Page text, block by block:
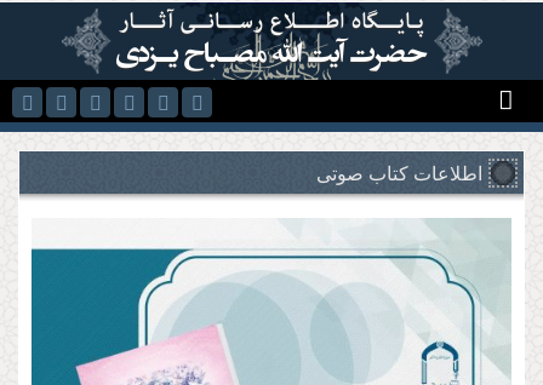
رفتن به محتوای اصلی
اطلاعات کتاب صوتی